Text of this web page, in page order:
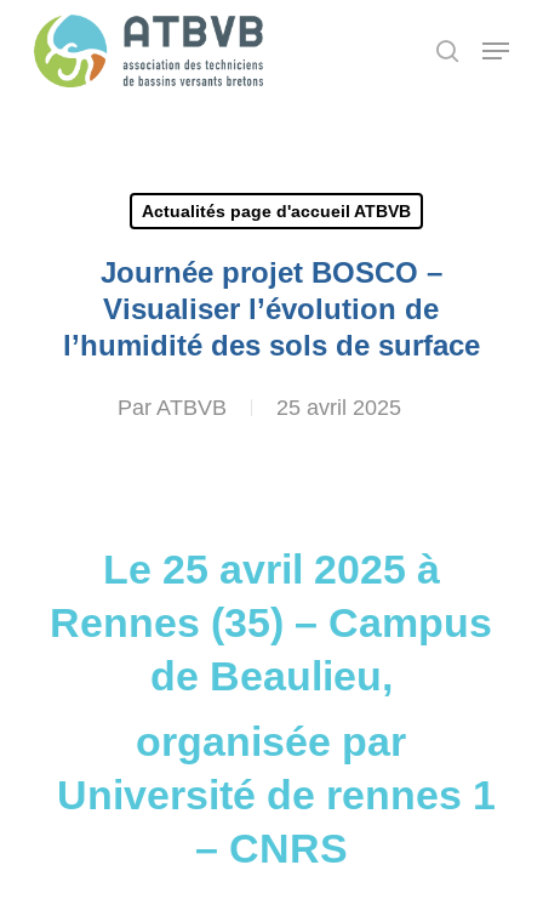
search
Menu
Actualités page d'accueil ATBVB
Journée projet BOSCO –
Visualiser l’évolution de
l’humidité des sols de surface
Par ATBVB 25 avril 2025
Le 25 avril 2025 à
Rennes (35) – Campus
de Beaulieu,
organisée par
Université de rennes 1
– CNRS
Panneau de gestion des cookies